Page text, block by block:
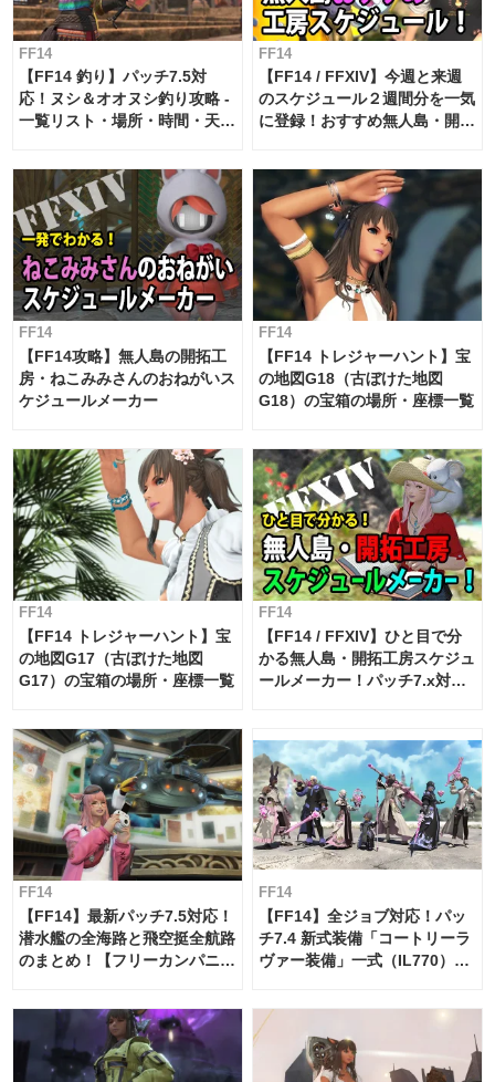
FF14
【FF14 釣り】パッチ7.5対
応！ヌシ＆オオヌシ釣り攻略 -
一覧リスト・場所・時間・天
FF14
【FF14 / FFXIV】今週と来週
のスケジュール２週間分を一気
に登録！おすすめ無人島・開拓
FF14
【FF14攻略】無人島の開拓工
房・ねこみみさんのおねがいス
ケジュールメーカー
FF14
【FF14 トレジャーハント】宝
の地図G18（古ぼけた地図
G18）の宝箱の場所・座標一覧
FF14
【FF14 トレジャーハント】宝
の地図G17（古ぼけた地図
G17）の宝箱の場所・座標一覧
FF14
【FF14 / FFXIV】ひと目で分
かる無人島・開拓工房スケジュ
ールメーカー！パッチ7.x対応
FF14
【FF14】最新パッチ7.5対応！
潜水艦の全海路と飛空挺全航路
のまとめ！【フリーカンパニ
FF14
【FF14】全ジョブ対応！パッ
チ7.4 新式装備「コートリーラ
ヴァー装備」一式（IL770）の